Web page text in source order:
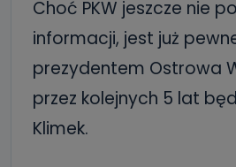
Choć PKW jeszcze nie
informacji, jest już
prezydentem Ostrowa
przez kolejnych 5 lat
Klimek.